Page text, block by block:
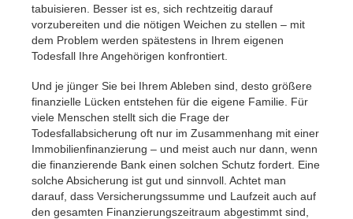
tabuisieren. Besser ist es, sich rechtzeitig darauf
vorzubereiten und die nötigen Weichen zu stellen – mit
dem Problem werden spätestens in Ihrem eigenen
Todesfall Ihre Angehörigen konfrontiert.
Und je jünger Sie bei Ihrem Ableben sind, desto größere
finanzielle Lücken entstehen für die eigene Familie. Für
viele Menschen stellt sich die Frage der
Todesfallabsicherung oft nur im Zusammenhang mit einer
Immobilienfinanzierung – und meist auch nur dann, wenn
die finanzierende Bank einen solchen Schutz fordert. Eine
solche Absicherung ist gut und sinnvoll. Achtet man
darauf, dass Versicherungssumme und Laufzeit auch auf
den gesamten Finanzierungszeitraum abgestimmt sind,